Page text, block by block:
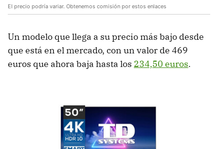
El precio podría variar. Obtenemos comisión por estos enlaces
Un modelo que llega a su precio más bajo desde
que está en el mercado, con un valor de 469
euros que ahora baja hasta los 234,50 euros.